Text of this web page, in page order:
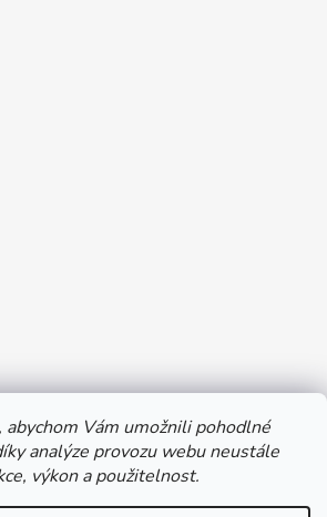
abychom Vám umožnili pohodlné
analýze provozu webu neustále
výkon a použitelnost.
Vrácení zboží Obchodní podmínky
OÚ a GDPR Magazín Kontakty